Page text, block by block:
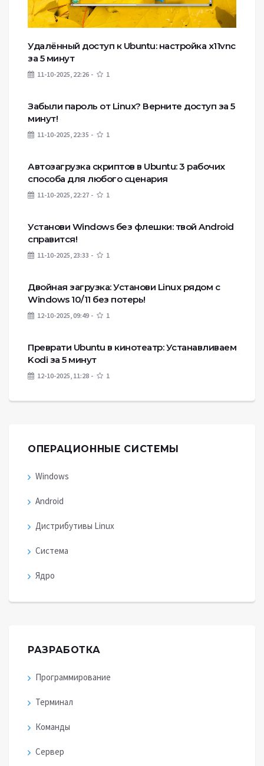
Удалённый доступ к Ubuntu: настройка x11vnc
за 5 минут
11-10-2025, 22:26 1
Забыли пароль от Linux? Верните доступ за 5
минут!
11-10-2025, 22:35 1
Автозагрузка скриптов в Ubuntu: 3 рабочих
способа для любого сценария
11-10-2025, 22:27 1
Установи Windows без флешки: твой Android
справится!
11-10-2025, 23:33 1
Двойная загрузка: Установи Linux рядом с
Windows 10/11 без потерь!
12-10-2025, 09:49 1
Преврати Ubuntu в кинотеатр: Устанавливаем
Kodi за 5 минут
12-10-2025, 11:28 1
ОПЕРАЦИОННЫЕ СИСТЕМЫ
Windows
Android
Дистрибутивы Linux
Система
Ядро
РАЗРАБОТКА
Программирование
Терминал
Команды
Сервер